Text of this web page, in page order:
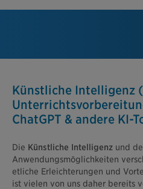
Künstliche Intelligenz
ChatGPT & andere KI-
Die Künstliche Intelligenz und
Anwendungsmöglichkeiten
etliche Erleichterungen und
ist vielen von uns daher bereits